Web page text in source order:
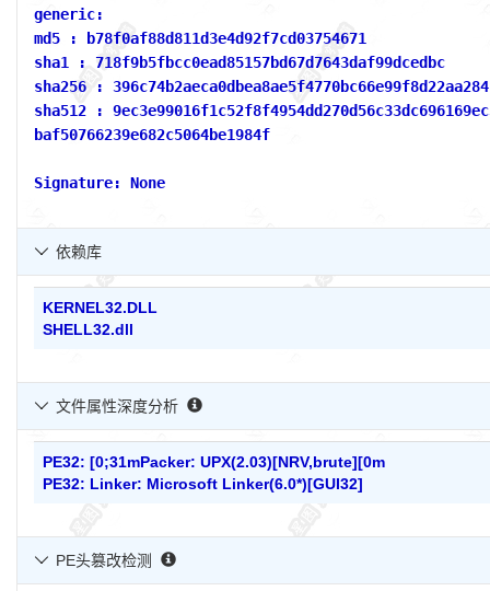
generic:
md5 : b78f0af88d811d3e4d92f7cd03754671
sha1 : 718f9b5fbcc0ead85157bd67d7643daf99dcedbc
sha256 :
sha512 :
baf50766239e682c5064be1984f
Signature: None
依赖库

KERNEL32.DLL
SHELL32.dll
文件属性深度分析

PE32: [0;31mPacker: UPX(2.03)[NRV,brute][0m
PE32: Linker: Microsoft Linker(6.0*)[GUI32]
PE头篡改检测
